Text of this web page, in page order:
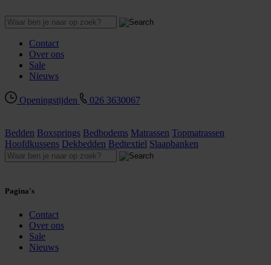
Contact
Over ons
Sale
Nieuws
Openingstijden 026 3630067
Bedden Boxsprings Bedbodems Matrassen Topmatrassen
Hoofdkussens Dekbedden Bedtextiel Slaapbanken
Pagina's
Contact
Over ons
Sale
Nieuws